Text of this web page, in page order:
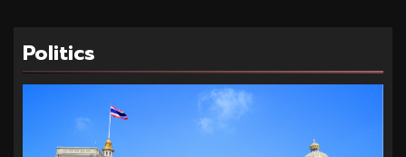
Politics